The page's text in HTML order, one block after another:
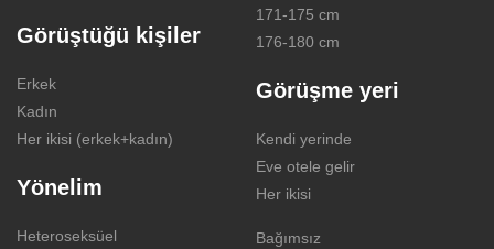
Görüştüğü kişiler
Erkek
Kadın
Her ikisi (erkek+kadın)
Yönelim
Heteroseksüel
171-175 cm
176-180 cm
Görüşme yeri
Kendi yerinde
Eve otele gelir
Her ikisi
Bağımsız